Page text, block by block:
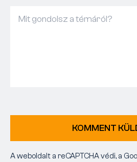
KOMMENT
A weboldalt a reCAPTCHA védi, a